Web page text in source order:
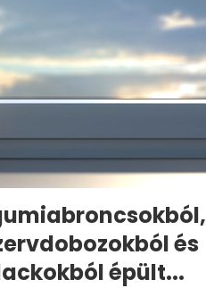
és
épült...